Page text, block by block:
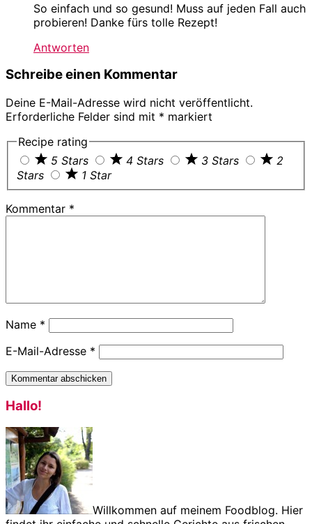
So einfach und so gesund! Muss auf jeden Fall auch
probieren! Danke fürs tolle Rezept!
Antworten
Schreibe einen Kommentar
Deine E-Mail-Adresse wird nicht veröffentlicht.
Erforderliche Felder sind mit * markiert
Recipe rating
5 Stars
4 Stars 3 Stars
2
Stars
1 Star
Kommentar *
Name *
E-Mail-Adresse *
Haupt-
Sidebar
Hallo!
Willkommen auf meinem Foodblog. Hier